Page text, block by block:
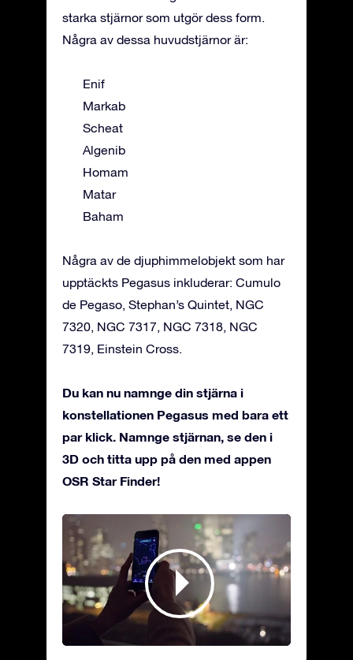
starka stjärnor som utgör dess form.
Några av dessa huvudstjärnor är:
Enif
Markab
Scheat
Algenib
Homam
Matar
Baham
Några av de djuphimmelobjekt som har
upptäckts Pegasus inkluderar: Cumulo
de Pegaso, Stephan’s Quintet, NGC
7320, NGC 7317, NGC 7318, NGC
7319, Einstein Cross.
Du kan nu namnge din stjärna i
konstellationen Pegasus med bara ett
par klick. Namnge stjärnan, se den i
3D och titta upp på den med appen
OSR Star Finder!